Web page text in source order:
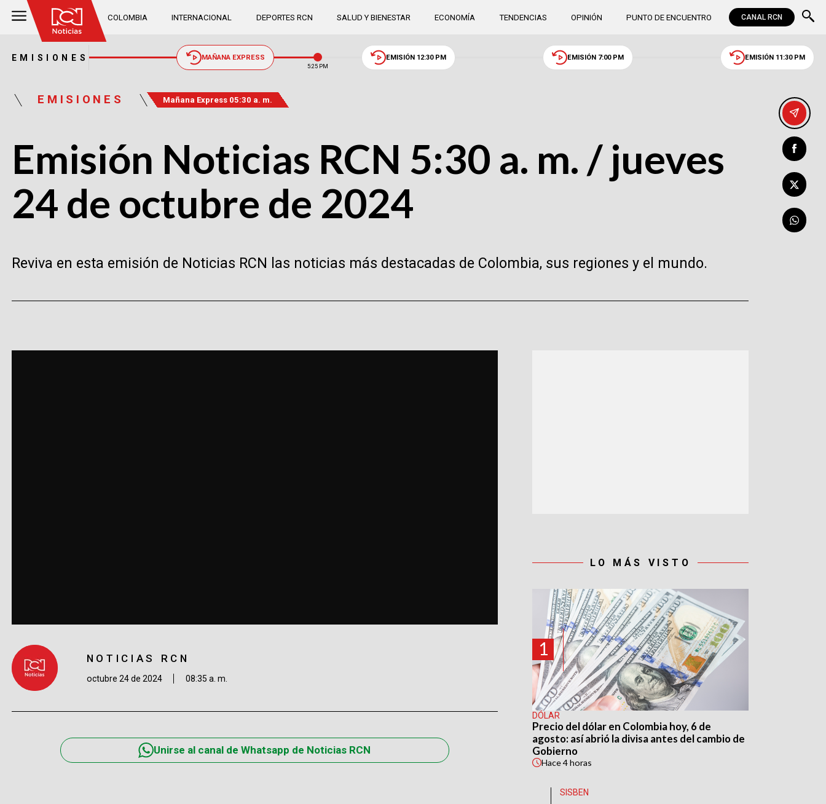
COLOMBIA INTERNACIONAL DEPORTES RCN SALUD Y BIENESTAR ECONOMÍA TENDENCIAS OPINIÓN PUNTO DE ENCUENTRO CANAL RCN
EMISIONES MAÑANA EXPRESS
5:25 PM
EMISIÓN 12:30 PM EMISIÓN 7:00 PM EMISIÓN 11:30 PM
EMISIONES Mañana Express 05:30 a. m.
Emisión Noticias RCN 5:30 a. m. / jueves
24 de octubre de 2024
Reviva en esta emisión de Noticias RCN las noticias más destacadas de Colombia, sus regiones y el mundo.
NOTICIAS RCN
octubre 24 de 2024 08:35 a. m.
Unirse al canal de Whatsapp de Noticias RCN
LO MÁS VISTO
1
DÓLAR
Precio del dólar en Colombia hoy, 6 de
agosto: así abrió la divisa antes del cambio de
Gobierno
Hace4 horas
SISBEN